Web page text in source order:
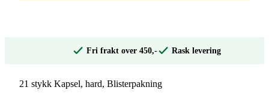
Fri frakt over 450,- Rask levering
21 stykk Kapsel, hard, Blisterpakning